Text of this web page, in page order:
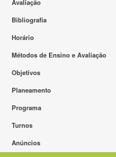
Avaliação
Bibliografia
Horário
Métodos de Ensino e Avaliação
Objetivos
Planeamento
Programa
Turnos
Anúncios